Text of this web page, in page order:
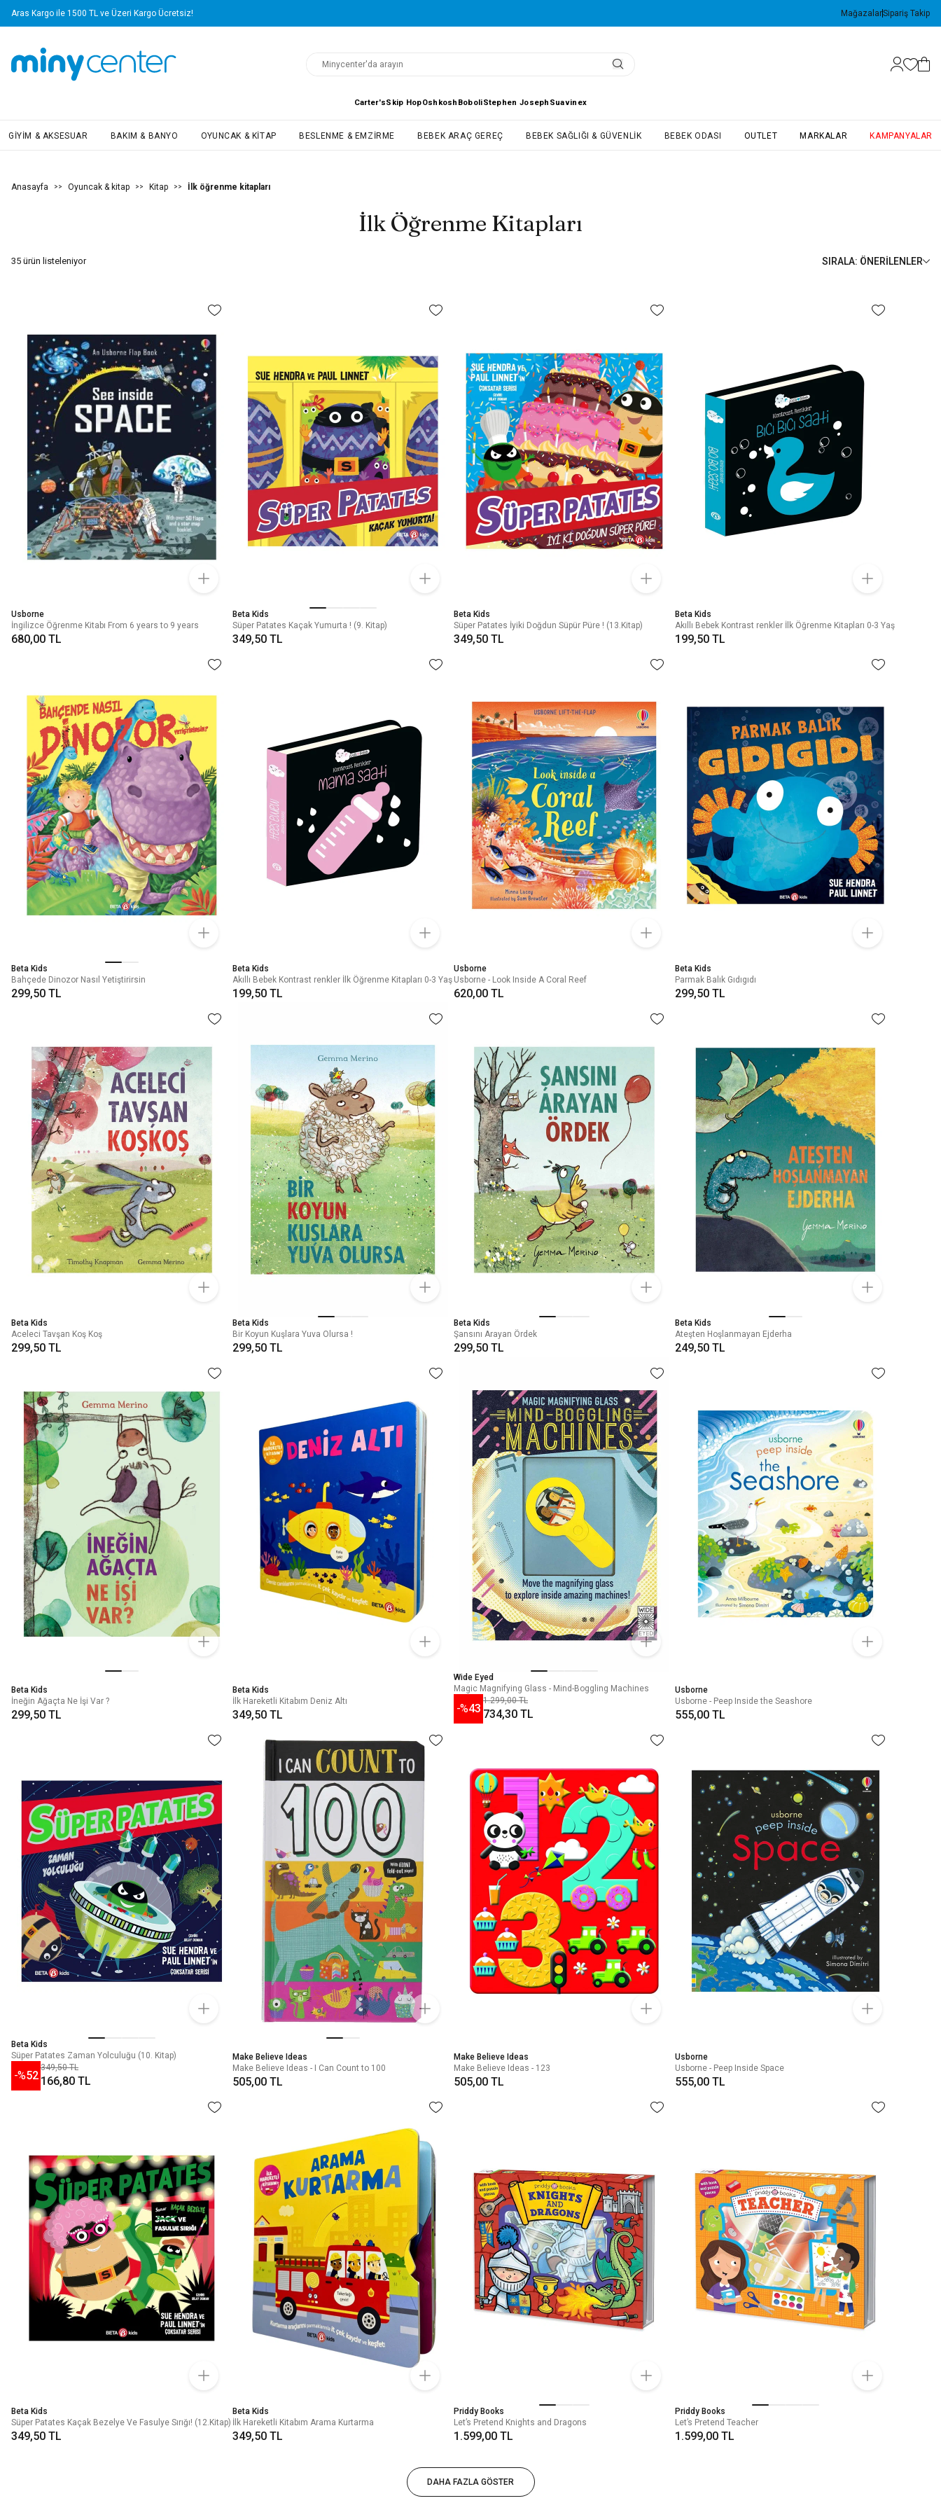
Yapı Kredi Kartlarına Vade Farksız 4 Taksit Avantajı! MağazalarSipariş Takip
Carter'sSkip HopOshkosh BoboliStephen Joseph Suavinex
GIYIM & AKSESUAR BAKIM & BANYO OYUNCAK & KITAP BESLENME & EMZIRME BEBEK ARAÇ GEREÇ BEBEK SAĞLIĞI & GÜVENLIK BEBEK ODASI OUTLET MARKALAR KAMPANYALAR
Anasayfa >> Oyuncak & kitap >> Kitap >> İlk öğrenme kitapları
İlk Öğrenme Kitapları
35 ürün listeleniyor SIRALA: ÖNERILENLER
Usborne
İngilizce Öğrenme Kitabı From 6 years to 9 years
680,00 TL
Beta Kids
Süper Patates Kaçak Yumurta ! (9. Kitap)
349,50 TL
Beta Kids
Süper Patates İyiki Doğdun Süpür Püre ! (13.Kitap)
349,50 TL
Beta Kids
Akıllı Bebek Kontrast renkler İlk Öğrenme Kitapları 0-3 Yaş
199,50 TL
Beta Kids
Bahçede Dinozor Nasıl Yetiştirirsin
299,50 TL
Beta Kids
Akıllı Bebek Kontrast renkler İlk Öğrenme Kitapları 0-3 Yaş
199,50 TL
Usborne
Usborne - Look Inside A Coral Reef
620,00 TL
Beta Kids
Parmak Balık Gıdıgıdı
299,50 TL
Beta Kids
Aceleci Tavşan Koş Koş
299,50 TL
Beta Kids
Bir Koyun Kuşlara Yuva Olursa !
299,50 TL
Beta Kids
Şansını Arayan Ördek
299,50 TL
Beta Kids
Ateşten Hoşlanmayan Ejderha
249,50 TL
Beta Kids
İneğin Ağaçta Ne İşi Var ?
299,50 TL
Beta Kids
İlk Hareketli Kitabım Deniz Altı
349,50 TL
Wide Eyed
Magic Magnifying Glass - Mind-Boggling Machines
-%43
1.299,00 TL
734,30 TL
Usborne
Usborne - Peep Inside the Seashore
555,00 TL
Beta Kids
Süper Patates Zaman Yolculuğu (10. Kitap)
-%52
349,50 TL
166,80 TL
Make Believe Ideas
Make Believe Ideas - I Can Count to 100
505,00 TL
Make Believe Ideas
Make Believe Ideas - 123
505,00 TL
Usborne
Usborne - Peep Inside Space
555,00 TL
Beta Kids
Süper Patates Kaçak Bezelye Ve Fasulye Sırığı! (12.Kitap)
349,50 TL
Beta Kids
İlk Hareketli Kitabım Arama Kurtarma
349,50 TL
Priddy Books
Let’s Pretend Knights and Dragons
1.599,00 TL
Priddy Books
Let’s Pretend Teacher
1.599,00 TL
DAHA FAZLA GÖSTER